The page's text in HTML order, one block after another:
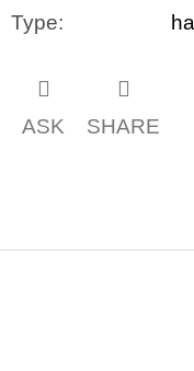
Type:
ASK SHARE